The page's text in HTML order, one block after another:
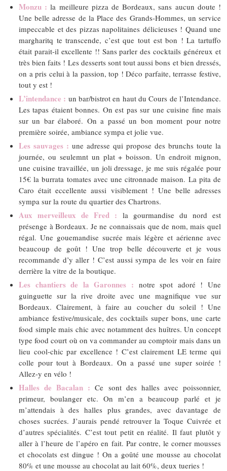
Monzu : la meilleure pizza de Bordeaux, sans aucun doute !
Une belle adresse de la Place des Grands-Hommes, un service
impeccable et des pizzas napolitaines délicieuses ! Quand une
margharitq te transcende, c’est que tout est bon ! La tartuffo
était parait-il excellente !! Sans parler des cocktails généreux et
très bien faits ! Les desserts sont tout aussi bons et bien dressés,
on a pris celui à la passion, top ! Déco parfaite, terrasse festive,
tout y est !
L’intendance : un bar/bistrot en haut du Cours de l’Intendance.
Les tapas étaient bonnes. On est pas sur une cuisine fine mais
sur un bar élaboré. On a passé un bon moment pour notre
première soirée, ambiance sympa et jolie vue.
Les sauvages : une adresse qui propose des brunchs toute la
journée, ou seulemnt un plat + boisson. Un endroit mignon,
une cuisine travaillée, un joli dressage, je me suis régalée pour
15€ la burrata tomates avec une citronnade maison. La pita de
Caro était eccellente aussi visiblement ! Une belle adresses
sympa sur la route du quartier des Chartrons.
Aux merveilleux de Fred : la gourmandise du nord est
présenge à Bordeaux. Je ne connaissais que de nom, mais quel
régal. Une gouemandise sucrée mais légère et aérienne avec
beaucoup de goût ! Une trop belle découverte et je vous
recommande d’y aller ! C’est aussi sympa de les voir en faire
derrière la vitre de la boutique.
Les chantiers de la Garonnes : notre spot adoré ! Une
guinguette sur la rive droite avec une magnifique vue sur
Bordeaux. Clairement, à faire au coucher du soleil ! Une
ambiance festive/musicale, des cocktails super bons, une carte
food simple mais chic avec notamment des huîtres. Un concept
type food court où on va commander au comptoir mais dans un
lieu cool-chic par excellence ! C’est clairement LE terme qui
colle pour tout à Bordeaux. On a passé une super soirée !
Allez-y en vélo !
Halles de Bacalan : Ce sont des halles avec poissonnier,
primeur, boulanger etc. On m’en a beaucoup parlé et je
m’attendais à des halles plus grandes, avec davantage de
choses sucrées. J’aurais pendé retrouver la Toque Cuivrée et
d’autres spécialités. C’est tout petit en réalité. Il faut plutôt y
aller à l’heure de l’apéro en fait. Par contre, le corner mousses
et chocolats est dingue ! On a goûté une mousse au chocolat
80% et une mousse au chocolat au lait 60%, deux tueries !